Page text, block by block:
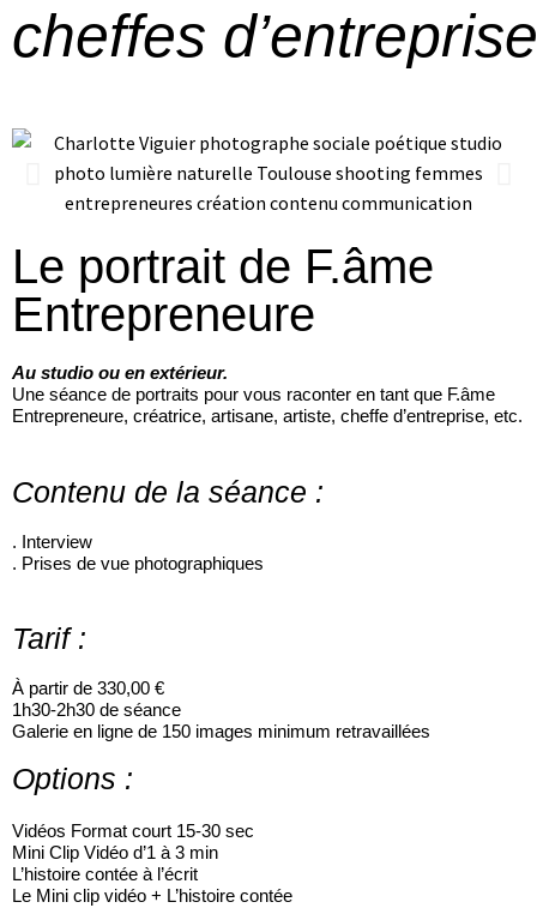
cheffes
Le portrait de F.âme
Entrepreneure
Au studio ou en extérieur.
Une séance de portraits pour vous raconter en tant que F.âme
Entrepreneure, créatrice, artisane, artiste, cheffe d’entreprise, etc.
Contenu de la séance :
. Interview
. Prises de vue photographiques
Tarif :
À partir de 330,00 €
1h30-2h30 de séance
Galerie en ligne de 150 images minimum retravaillées
Options :
Vidéos Format court 15-30 sec
Mini Clip Vidéo d’1 à 3 min
L’histoire contée à l’écrit
Le Mini clip vidéo + L’histoire contée